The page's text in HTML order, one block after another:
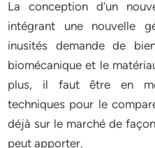
La conception d’un
intégrant une nouvelle
inusités demande de
biomécanique et le
plus, il faut être en
techniques pour le
déjà sur le marché de
peut apporter.